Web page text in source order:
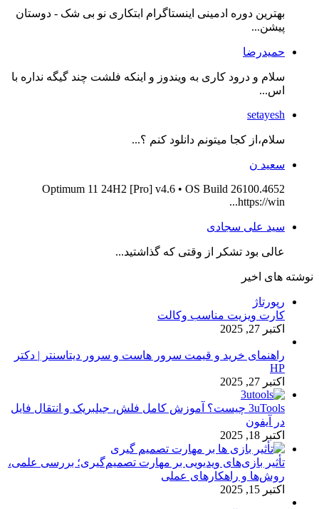
بهترین دوره ادمینی اینستاگرام ابتکاری نو بی شک - دوستان
پیشن...
حمیدرضا
سلام و درود کاری به ویندوز و اینکه فلشت چند گیگه نداره با
اس...
setayesh
سلام،از کجا میتونم دانلود کنم ؟...
سعید ن
Optimum 11 24H2 [Pro] v4.6 • OS Build 26100.4652
https://win...
سید علی سجادی
عالی بود تشکر از وقتی که گذاشتید...
نوشته های اخیر
رپورتاژ
کارت ویزیت مناسب وکالت
اکتبر 27, 2025
راهنمای خرید و قیمت سرور هاست و سرور دیتاسنتر | دکتر
HP
اکتبر 27, 2025
3uTools چیست؟ آموزش کامل فلش، جیلبریک و انتقال فایل
در آیفون
اکتبر 18, 2025
تأثیر بازی‌های ویدیویی بر مهارت تصمیم‌گیری؛ بررسی علمی،
روش‌ها و راهکارهای عملی
اکتبر 15, 2025